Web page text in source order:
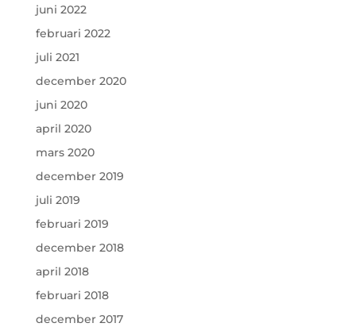
juni 2022
februari 2022
juli 2021
december 2020
juni 2020
april 2020
mars 2020
december 2019
juli 2019
februari 2019
december 2018
april 2018
februari 2018
december 2017